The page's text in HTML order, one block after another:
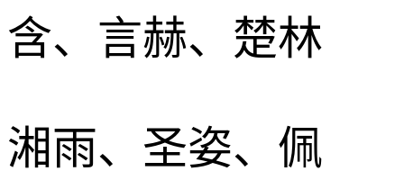
含、言赫、楚林
湘雨、圣姿、佩